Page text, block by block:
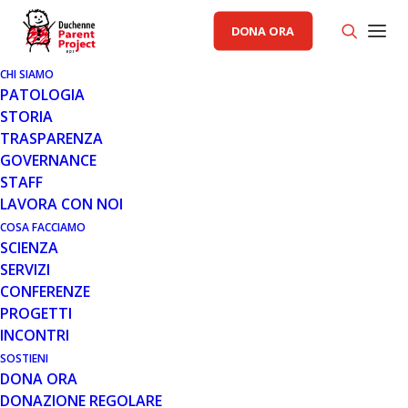
DONA ORA
CHI SIAMO
PATOLOGIA
STORIA
TRASPARENZA
GOVERNANCE
STAFF
LAVORA CON NOI
COSA FACCIAMO
SCIENZA
SERVIZI
CONFERENZE
PROGETTI
INCONTRI
SOSTIENI
DONA ORA
DONAZIONE REGOLARE
COMUNICATI STAMPA PP
10 MAG 2013
COMUNICATO 10.05.13
A Vittoria, torna Bicincittà